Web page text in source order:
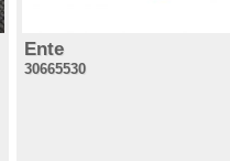
Ente
30665530